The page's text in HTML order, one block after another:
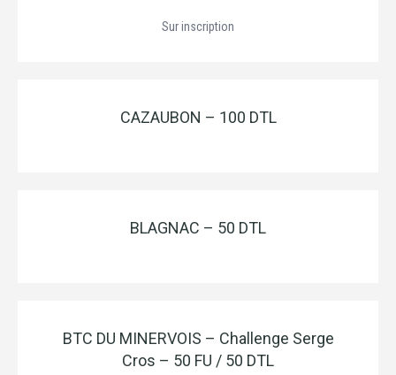
Sur inscription
CAZAUBON – 100 DTL
BLAGNAC – 50 DTL
BTC DU MINERVOIS – Challenge Serge
Cros – 50 FU / 50 DTL